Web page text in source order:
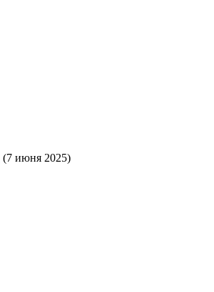
(7 июня 2025)